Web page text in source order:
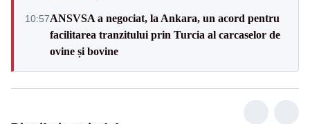
10:57ANSVSA a negociat, la Ankara, un acord pentru
facilitarea tranzitului prin Turcia al carcaselor de
ovine și bovine